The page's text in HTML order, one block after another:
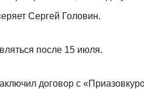
Сергей Головин.
после 15 июля.
договор с